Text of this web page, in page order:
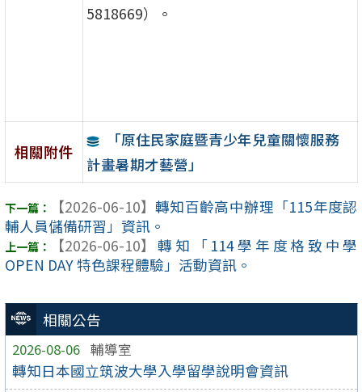
相關公告
2026-08-06 輔導室
轉知日本國立筑波大學入學留學說明會資訊
5818669）。
相關附件
「原住民家庭暨青少年兒童關懷服務
計畫暑期才藝營」
【2026-06-10】 轉知百齡高中辦理「115年度認
輔人員儲備研習」資訊。
【2026-06-10】 轉知「114學年度格致中學
OPEN DAY 特色課程體驗」活動資訊。